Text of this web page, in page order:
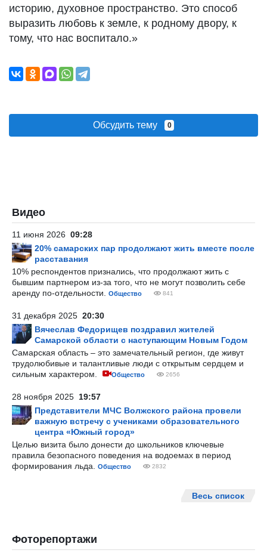
историю, духовное пространство. Это способ
выразить любовь к земле, к родному двору, к
тому, что нас воспитало.»
Обсудить тему 0
Видео
11 июня 2026 09:28
20% самарских пар продолжают жить вместе после
расставания
10% респондентов признались, что продолжают жить с
бывшим партнером из-за того, что не могут позволить себе
аренду по-отдельности.
Общество 841
31 декабря 2025 20:30
Вячеслав Федорищев поздравил жителей
Самарской области с наступающим Новым Годом
Самарская область – это замечательный регион, где живут
трудолюбивые и талантливые люди с открытым сердцем и
сильным характером.
Общество 2656
28 ноября 2025 19:57
Представители МЧС Волжского района провели
важную встречу с учениками образовательного
центра «Южный город»
Целью визита было донести до школьников ключевые
правила безопасного поведения на водоемах в период
формирования льда.
Общество 2832
Весь список
Фоторепортажи